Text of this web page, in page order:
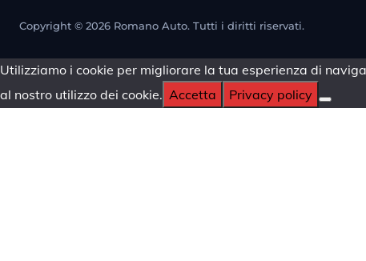
Copyright © 2026 Romano Auto. Tutti i diritti riservati.
Utilizziamo i cookie per migliorare la tua esperienza di
al nostro utilizzo dei cookie. Accetta Privacy policy